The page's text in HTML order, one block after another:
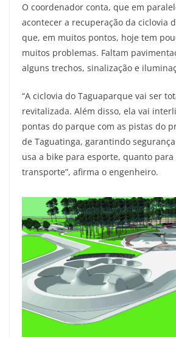
O coordenador conta, que em
acontecer a recuperação da ciclovia
que, em muitos pontos, hoje tem
muitos problemas. Faltam
alguns trechos, sinalização e
“A ciclovia do Taguaparque vai ser
revitalizada. Além disso, ela vai
pontas do parque com as pistas do
de Taguatinga, garantindo
usa a bike para esporte, quanto
transporte”, afirma o engenheiro.